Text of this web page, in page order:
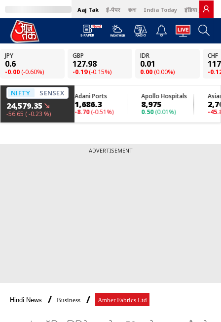
Aaj Tak ई-पेपर বাংলা India Today इंडिया टुडे हिंदी
ADVERTISEMENT
Hindi News Business Amber Fabrics Ltd